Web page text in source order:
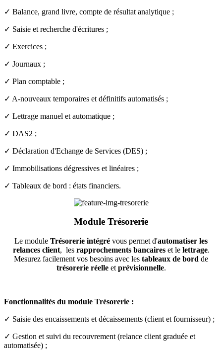
✓ Balance, grand livre, compte de résultat analytique ;
✓ Saisie et recherche d'écritures ;
✓ Exercices ;
✓ Journaux ;
✓ Plan comptable ;
✓ A-nouveaux temporaires et définitifs automatisés ;
✓ Lettrage manuel et automatique ;
✓ DAS2 ;
✓ Déclaration d'Echange de Services (DES) ;
✓ Immobilisations dégressives et linéaires ;
✓ Tableaux de bord : états financiers.
Module Trésorerie
Le module Trésorerie intégré vous permet d'automatiser les
relances client, les rapprochements bancaireset le lettrage.
Mesurez facilement vos besoins avec les tableaux de bord de
trésorerie réelleet prévisionnelle.
Fonctionnalités du module Trésorerie :
✓ Saisie des encaissements et décaissements (client et fournisseur) ;
✓ Gestion et suivi du recouvrement (relance client graduée et
automatisée) ;